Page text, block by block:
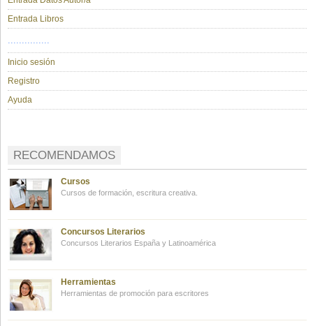
Entrada Libros
...............
Inicio sesión
Registro
Ayuda
RECOMENDAMOS
Cursos
Cursos de formación, escritura creativa.
Concursos Literarios
Concursos Literarios España y Latinoamérica
Herramientas
Herramientas de promoción para escritores